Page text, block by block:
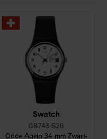
Swatch
GB743-S26
Once Again 34 mm Zwart-